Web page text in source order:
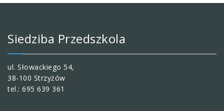
Siedziba Przedszkola
ul. Słowackiego 54,
38-100 Strzyżów
tel.: 695 639 361